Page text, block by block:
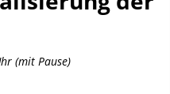
(mit Pause)